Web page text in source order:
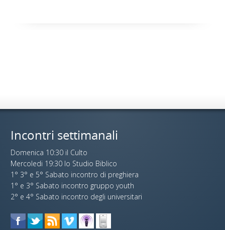
Incontri settimanali
Domenica 10:30 il Culto
Mercoledi 19:30 lo Studio Biblico
1° 3° e 5° Sabato incontro di preghiera
1° e 3° Sabato incontro gruppo youth
2° e 4° Sabato incontro degli universitari